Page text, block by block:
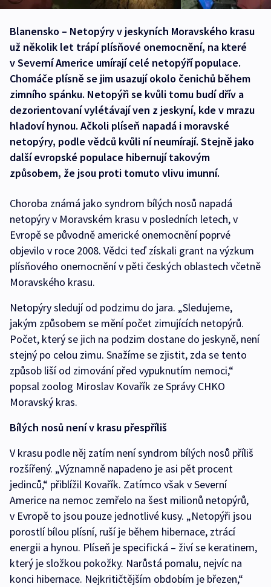
Blanensko – Netopýry v jeskyních Moravského krasu
už několik let trápí plísňové onemocnění, na které
v Severní Americe umírají celé netopýří populace.
Chomáče plísně se jim usazují okolo čenichů během
zimního spánku. Netopýři se kvůli tomu budí dřív a
dezorientovaní vylétávají ven z jeskyní, kde v mrazu
hladoví hynou. Ačkoli plíseň napadá i moravské
netopýry, podle vědců kvůli ní neumírají. Stejně jako
další evropské populace hibernují takovým
způsobem, že jsou proti tomuto vlivu imunní.
Choroba známá jako syndrom bílých nosů napadá
netopýry v Moravském krasu v posledních letech, v
Evropě se původně americké onemocnění poprvé
objevilo v roce 2008. Vědci teď získali grant na výzkum
plísňového onemocnění v pěti českých oblastech včetně
Moravského krasu.
Netopýry sledují od podzimu do jara. „Sledujeme,
jakým způsobem se mění počet zimujících netopýrů.
Počet, který se jich na podzim dostane do jeskyně, není
stejný po celou zimu. Snažíme se zjistit, zda se tento
způsob liší od zimování před vypuknutím nemoci,“
popsal zoolog Miroslav Kovařík ze Správy CHKO
Moravský kras.
Bílých nosů není v krasu přespříliš
V krasu podle něj zatím není syndrom bílých nosů příliš
rozšířený. „Významně napadeno je asi pět procent
jedinců,“ přiblížil Kovařík. Zatímco však v Severní
Americe na nemoc zemřelo na šest milionů netopýrů,
v Evropě to jsou pouze jednotlivé kusy. „Netopýři jsou
porostlí bílou plísní, ruší je během hibernace, ztrácí
energii a hynou. Plíseň je specifická – živí se keratinem,
který je složkou pokožky. Narůstá pomalu, nejvíc na
konci hibernace. Nejkritičtějším obdobím je březen,“